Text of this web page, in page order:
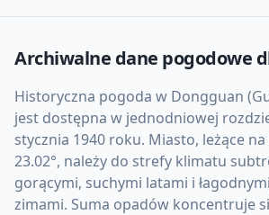
Archiwalne dane pogodowe
Historyczna pogoda w Dongguan
jest dostępna w jednodniowej
stycznia 1940 roku. Miasto, leżące
23.02°, należy do strefy klimatu
gorącymi, suchymi latami i
zimami. Suma opadów koncentruje